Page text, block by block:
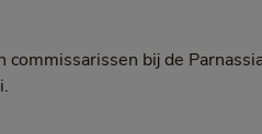
bij de